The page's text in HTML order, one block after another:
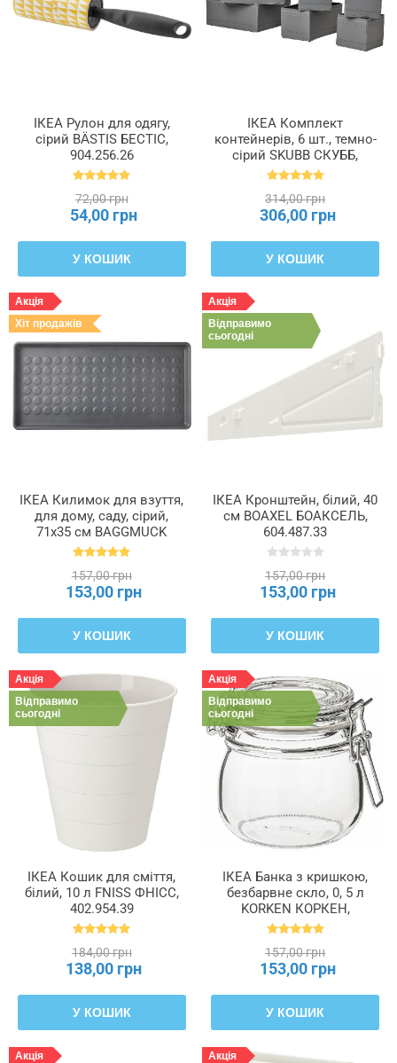
ІКЕА Рулон для одягу,
сірий BÄSTIS БЕСТІС,
904.256.26
72,00 грн
54,00 грн
У КОШИК
ІКЕА Комплект
контейнерів, 6 шт., темно-
сірий SKUBB СКУББ,
403.999.98
314,00 грн
306,00 грн
У КОШИК
Акція
Хіт продажів
ІКЕА Килимок для взуття,
для дому, саду, сірий,
71x35 см BAGGMUCK
БАГГМУКК, 603.297.11
157,00 грн
153,00 грн
У КОШИК
Акція
Відправимо
сьогодні
ІКЕА Кронштейн, білий, 40
см BOAXEL БОАКСЕЛЬ,
604.487.33
157,00 грн
153,00 грн
У КОШИК
Акція
Відправимо
сьогодні
ІКЕА Кошик для сміття,
білий, 10 л FNISS ФНІСС,
402.954.39
184,00 грн
138,00 грн
У КОШИК
Акція
Відправимо
сьогодні
ІКЕА Банка з кришкою,
безбарвне скло, 0, 5 л
KORKEN КОРКЕН,
702.135.45
157,00 грн
153,00 грн
У КОШИК
Акція
Акція